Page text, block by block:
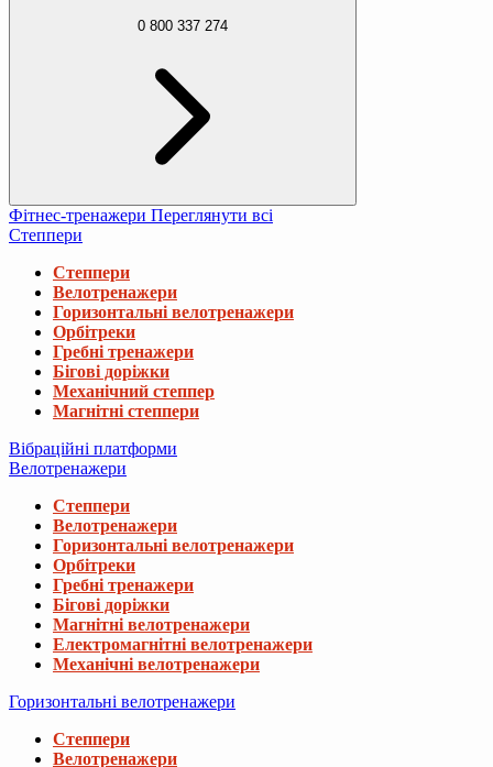
0 800 337 274
Фітнес-тренажери Переглянути всі
Степпери
Степпери
Велотренажери
Горизонтальні велотренажери
Орбітреки
Гребні тренажери
Бігові доріжки
Механічний степпер
Магнітні степпери
Вібраційні платформи
Велотренажери
Степпери
Велотренажери
Горизонтальні велотренажери
Орбітреки
Гребні тренажери
Бігові доріжки
Магнітні велотренажери
Електромагнітні велотренажери
Механічні велотренажери
Горизонтальні велотренажери
Степпери
Велотренажери